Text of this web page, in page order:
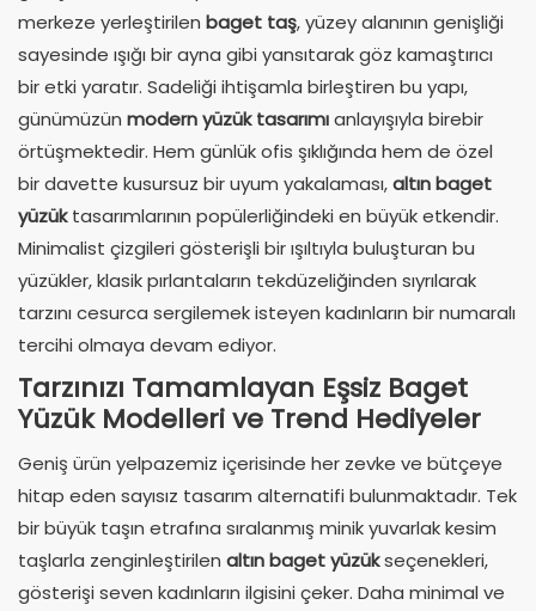
merkeze yerleştirilen baget taş, yüzey alanının genişliği
sayesinde ışığı bir ayna gibi yansıtarak göz kamaştırıcı
bir etki yaratır. Sadeliği ihtişamla birleştiren bu yapı,
günümüzün modern yüzük tasarımıanlayışıyla birebir
örtüşmektedir. Hem günlük ofis şıklığında hem de özel
bir davette kusursuz bir uyum yakalaması,altın baget
yüzüktasarımlarının popülerliğindeki en büyük etkendir.
Minimalist çizgileri gösterişli bir ışıltıyla buluşturan bu
yüzükler, klasik pırlantaların tekdüzeliğinden sıyrılarak
tarzını cesurca sergilemek isteyen kadınların bir numaralı
tercihi olmaya devam ediyor.
Tarzınızı Tamamlayan Eşsiz Baget
Yüzük Modelleri ve Trend Hediyeler
Geniş ürün yelpazemiz içerisinde her zevke ve bütçeye
hitap eden sayısız tasarım alternatifi bulunmaktadır. Tek
bir büyük taşın etrafına sıralanmış minik yuvarlak kesim
taşlarla zenginleştirilen altın baget yüzükseçenekleri,
gösterişi seven kadınların ilgisini çeker. Daha minimal ve